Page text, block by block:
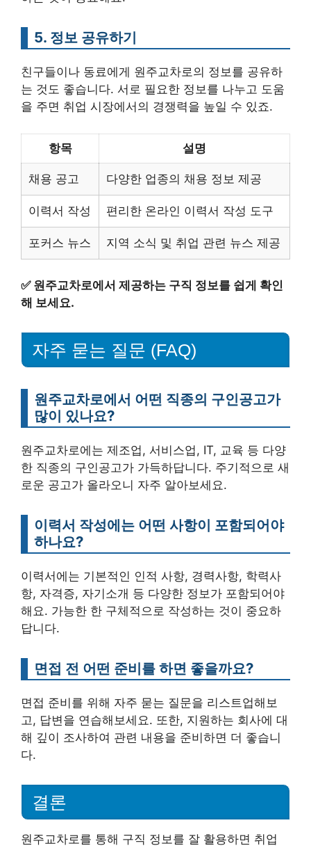
5. 정보 공유하기
친구들이나 동료에게 원주교차로의 정보를 공유하
는 것도 좋습니다. 서로 필요한 정보를 나누고 도움
을 주면 취업 시장에서의 경쟁력을 높일 수 있죠.
항목 설명
채용 공고 다양한 업종의 채용 정보 제공
이력서 작성 편리한 온라인 이력서 작성 도구
포커스 뉴스 지역 소식 및 취업 관련 뉴스 제공
✅ 원주교차로에서 제공하는 구직 정보를 쉽게 확인
해 보세요.
자주 묻는 질문 (FAQ)
원주교차로에서 어떤 직종의 구인공고가
많이 있나요?
원주교차로에는 제조업, 서비스업, IT, 교육 등 다양
한 직종의 구인공고가 가득하답니다. 주기적으로 새
로운 공고가 올라오니 자주 알아보세요.
이력서 작성에는 어떤 사항이 포함되어야
하나요?
이력서에는 기본적인 인적 사항, 경력사항, 학력사
항, 자격증, 자기소개 등 다양한 정보가 포함되어야
해요. 가능한 한 구체적으로 작성하는 것이 중요하
답니다.
면접 전 어떤 준비를 하면 좋을까요?
면접 준비를 위해 자주 묻는 질문을 리스트업해보
고, 답변을 연습해보세요. 또한, 지원하는 회사에 대
해 깊이 조사하여 관련 내용을 준비하면 더 좋습니
다.
결론
원주교차로를 통해 구직 정보를 잘 활용하면 취업